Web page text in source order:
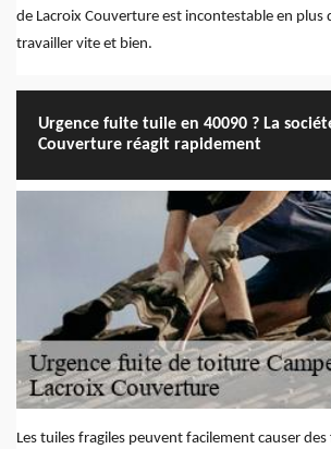
de Lacroix Couverture est incontestable en plus
travailler vite et bien.
Urgence fuite tuile en 40090 ? La
Couverture réagit rapidement
Les tuiles fragiles peuvent facilement causer